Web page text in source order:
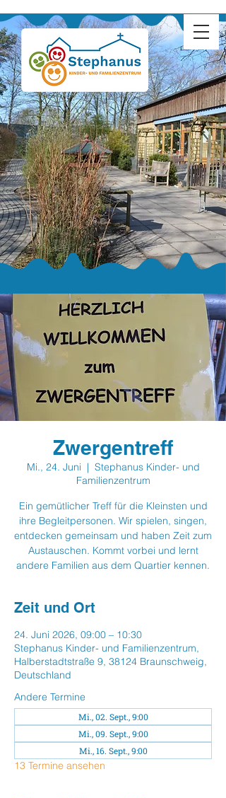
Zwergentreff
Mi., 24. Juni
  |
Stephanus Kinder- und
Familienzentrum
Ein gemütlicher Treff für die Kleinsten und
ihre Begleitpersonen. Wir spielen, singen,
entdecken gemeinsam und haben Zeit zum
Austauschen. Kommt vorbei und lernt
andere Familien aus dem Quartier kennen.
Zeit und Ort
24. Juni 2026, 09:00 – 10:30
Stephanus Kinder- und Familienzentrum,
Halberstadtstraße 9, 38124 Braunschweig,
Deutschland
Andere Termine
Mi., 02. Sept., 9:00
Mi., 09. Sept., 9:00
Mi., 16. Sept., 9:00
13 Termine ansehen